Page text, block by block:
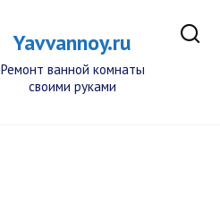
Yavvannoy.ru
Ремонт ванной комнаты
своими руками